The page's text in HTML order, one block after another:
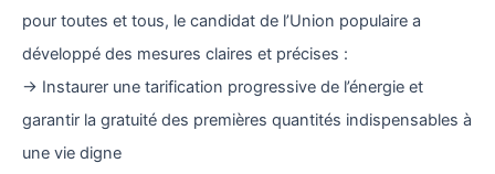
pour toutes et tous, le candidat de l’Union populaire a
développé des mesures claires et précises :
→ Instaurer une tarification progressive de l’énergie et
garantir la gratuité des premières quantités indispensables à
une vie digne